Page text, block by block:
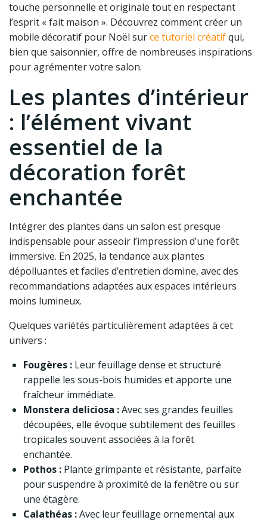
touche personnelle et originale tout en respectant
l’esprit « fait maison ». Découvrez comment créer un
mobile décoratif pour Noël surce tutoriel créatifqui,
bien que saisonnier, offre de nombreuses inspirations
pour agrémenter votre salon.
Les plantes d’intérieur
: l’élément vivant
essentiel de la
décoration forêt
enchantée
Intégrer des plantes dans un salon est presque
indispensable pour asseoir l’impression d’une forêt
immersive. En 2025, la tendance aux plantes
dépolluantes et faciles d’entretien domine, avec des
recommandations adaptées aux espaces intérieurs
moins lumineux.
Quelques variétés particulièrement adaptées à cet
univers :
Fougères : Leur feuillage dense et structuré
rappelle les sous-bois humides et apporte une
fraîcheur immédiate.
Monstera deliciosa :Avec ses grandes feuilles
découpées, elle évoque subtilement des feuilles
tropicales souvent associées à la forêt
enchantée.
Pothos : Plante grimpante et résistante, parfaite
pour suspendre à proximité de la fenêtre ou sur
une étagère.
Calathéas :Avec leur feuillage ornemental aux